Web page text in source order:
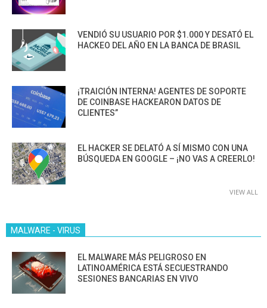
VENDIÓ SU USUARIO POR $1.000 Y DESATÓ EL
HACKEO DEL AÑO EN LA BANCA DE BRASIL
¡TRAICIÓN INTERNA! AGENTES DE SOPORTE
DE COINBASE HACKEARON DATOS DE
CLIENTES”
EL HACKER SE DELATÓ A SÍ MISMO CON UNA
BÚSQUEDA EN GOOGLE – ¡NO VAS A CREERLO!
VIEW ALL
MALWARE - VIRUS
EL MALWARE MÁS PELIGROSO EN
LATINOAMÉRICA ESTÁ SECUESTRANDO
SESIONES BANCARIAS EN VIVO